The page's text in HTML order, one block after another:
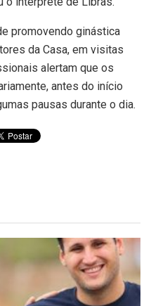
promovendo ginástica
da Casa, em visitas
alertam que os
antes do início
pausas durante o dia.